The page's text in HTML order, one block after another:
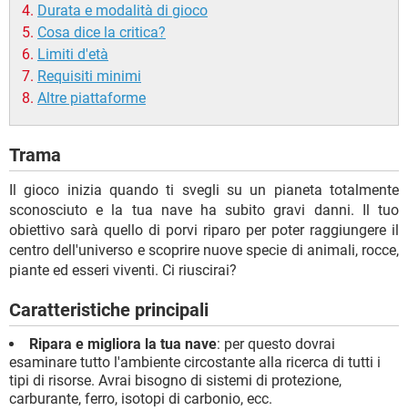
Durata e modalità di gioco
Cosa dice la critica?
Limiti d'età
Requisiti minimi
Altre piattaforme
Trama
Il gioco inizia quando ti svegli su un pianeta totalmente
sconosciuto e la tua nave ha subito gravi danni. Il tuo
obiettivo sarà quello di porvi riparo per poter raggiungere il
centro dell'universo e scoprire nuove specie di animali, rocce,
piante ed esseri viventi. Ci riuscirai?
Caratteristiche principali
Ripara e migliora la tua nave: per questo dovrai
esaminare tutto l'ambiente circostante alla ricerca di tutti i
tipi di risorse. Avrai bisogno di sistemi di protezione,
carburante, ferro, isotopi di carbonio, ecc.